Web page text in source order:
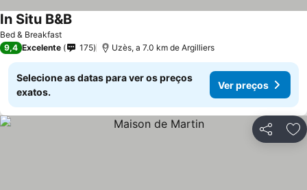
Bed & Breakfast
In Situ B&B
9,4 Excelente 175 Uzès, a 7.0 km de Argilliers
Selecione as datas para ver os preços
exatos.
Ver preços
Partilhar